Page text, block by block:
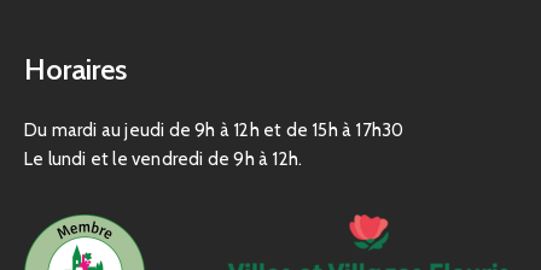
Horaires
Du mardi au jeudi de 9h à 12h et de 15h à 17h30
Le lundi et le vendredi de 9h à 12h.